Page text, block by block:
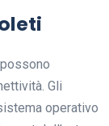
Gli
operativo